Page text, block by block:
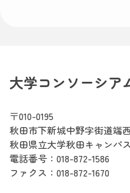
大学コンソーシア
〒010-0195
秋田市下新城中野字街道端
秋田県立大学秋田キャンパ
電話番号： 018-872-1586
ファクス：018-872-1670